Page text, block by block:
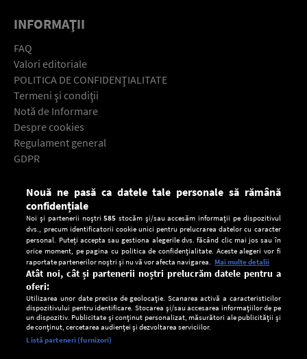
INFORMAŢII
FAQ
Valori editoriale
POLITICA DE CONFIDENŢIALITATE
Termeni şi condiţii
Notă de Informare
Despre cookies
Regulament general
GDPR
Descarcă gratuit aplicaţia Europa FM pentru smartphone:
Setări:
Nouă ne pasă ca datele tale personale să rămână
confidențiale
Noi și partenerii noștri585 stocăm și/sau accesăm informații pe dispozitivul
dvs., precum identificatorii cookie unici pentru prelucrarea datelor cu caracter
personal. Puteți accepta sau gestiona alegerile dvs. făcând clic mai jos sau în
orice moment, pe pagina cu politica de confidențialitate. Aceste alegeri vor fi
raportate partenerilor noștri și nu vă vor afecta navigarea. Mai multe detalii
Atât noi, cât și partenerii noștri prelucrăm datele pentru a
oferi:
Utilizarea unor date precise de geolocație. Scanarea activă a caracteristicilor
dispozitivului pentru identificare. Stocarea și/sau accesarea informațiilor de pe
un dispozitiv. Publicitate și conținut personalizat, măsurători ale publicității și
de conținut, cercetarea audienței și dezvoltarea serviciilor.
Listă parteneri (furnizori)